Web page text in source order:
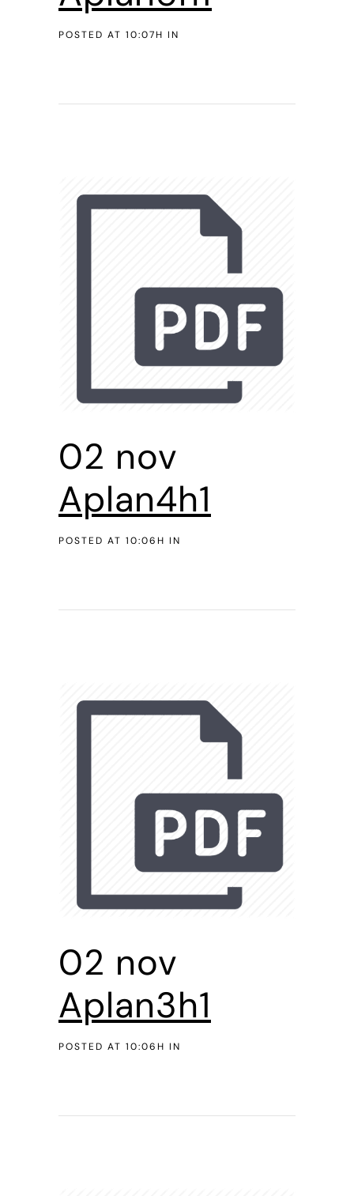
POSTED AT 10:07H IN
02 nov
Aplan4h1
POSTED AT 10:06H IN
02 nov
Aplan3h1
POSTED AT 10:06H IN